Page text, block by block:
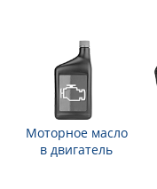
Моторное масло
в двигатель